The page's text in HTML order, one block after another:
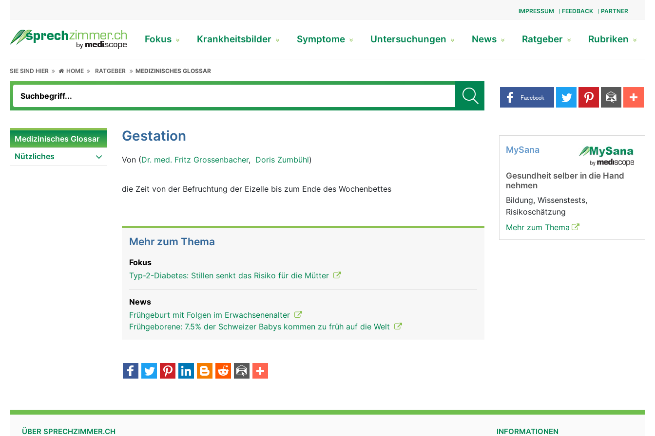
IMPRESSUM FEEDBACK PARTNER
Fokus Krankheitsbilder Symptome Untersuchungen News Ratgeber Rubriken
SIE SIND HIER HOME RATGEBER MEDIZINISCHES GLOSSAR
Share buttons
Facebook
Medizinisches Glossar
Nützliches
Gestation
Von (Dr. med. Fritz Grossenbacher, Doris Zumbühl)
die Zeit von der Befruchtung der Eizelle bis zum Ende des Wochenbettes
Mehr zum Thema
Fokus
Typ-2-Diabetes: Stillen senkt das Risiko für die Mütter
News
Frühgeburt mit Folgen im Erwachsenenalter
Frühgeborene: 7.5% der Schweizer Babys kommen zu früh auf die Welt
MySana
Gesundheit selber in die Hand
nehmen
Bildung, Wissenstests,
Risikoschätzung
Mehr zum Thema
ÜBER SPRECHZIMMER.CH INFORMATIONEN